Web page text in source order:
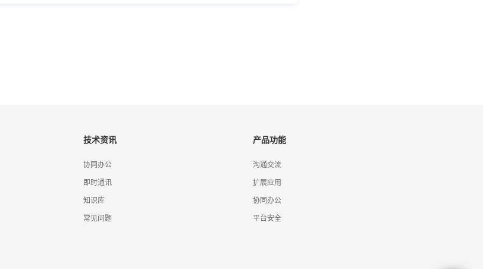
技术资讯
协同办公
即时通讯
知识库
常见问题
产品功能
沟通交流
扩展应用
协同办公
平台安全